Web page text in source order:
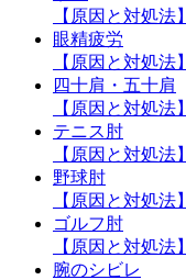
【原因と対処法】
眼精疲労
【原因と対処法】
四十肩・五十肩
【原因と対処法】
テニス肘
【原因と対処法】
野球肘
【原因と対処法】
ゴルフ肘
【原因と対処法】
腕のシビレ